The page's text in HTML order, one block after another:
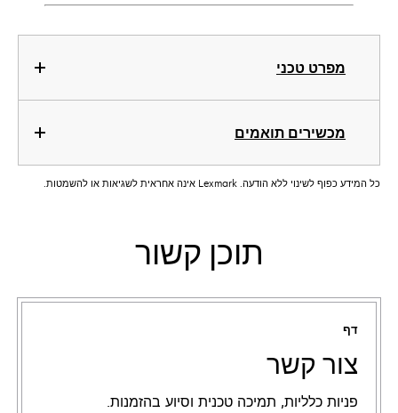
מפרט טכני
מכשירים תואמים
כל המידע כפוף לשינוי ללא הודעה. Lexmark אינה אחראית לשגיאות או להשמטות.
תוכן קשור
דף
צור קשר
פניות כלליות, תמיכה טכנית וסיוע בהזמנות.